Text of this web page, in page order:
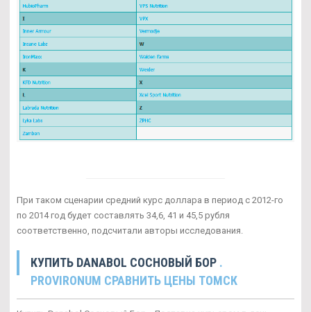
При таком сценарии средний курс доллара в период с 2012-го
по 2014 год будет составлять 34,6, 41 и 45,5 рубля
соответственно, подсчитали авторы исследования.
КУПИТЬ DANABOL СОСНОВЫЙ БОР .
PROVIRONUM СРАВНИТЬ ЦЕНЫ ТОМСК